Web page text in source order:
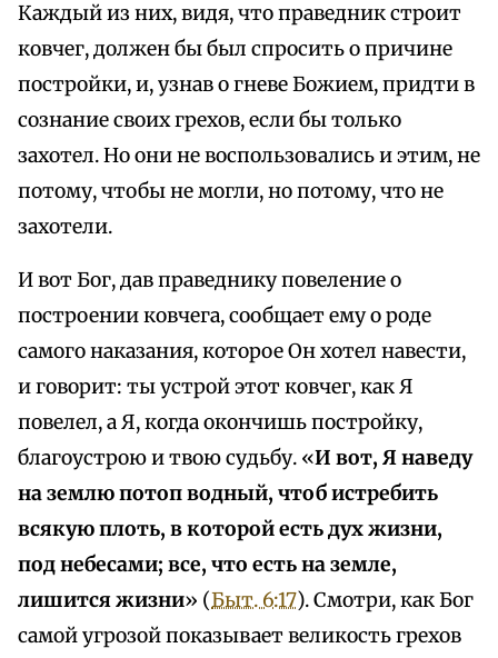
Каждый из них, видя, что праведник строит
ковчег, должен бы был спросить о причине
постройки, и, узнав о гневе Божием, придти в
сознание своих грехов, если бы только
захотел. Но они не воспользовались и этим, не
потому, чтобы не могли, но потому, что не
захотели.
И вот Бог, дав праведнику повеление о
построении ковчега, сообщает ему о роде
самого наказания, которое Он хотел навести,
и говорит: ты устрой этот ковчег, как Я
повелел, а Я, когда окончишь постройку,
благоустрою и твою судьбу. «И вот, Я наведу
на землю потоп водный, чтоб истребить
всякую плоть, в которой есть дух жизни,
под небесами; все, что есть на земле,
лишится жизни» (Быт. 6:17). Смотри, как Бог
самой угрозой показывает великость грехов